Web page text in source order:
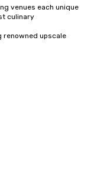
venues each unique
culinary
renowned upscale